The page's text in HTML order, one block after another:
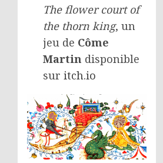
The flower court of
the thorn king, un
jeu de Côme
Martin disponible
sur itch.io